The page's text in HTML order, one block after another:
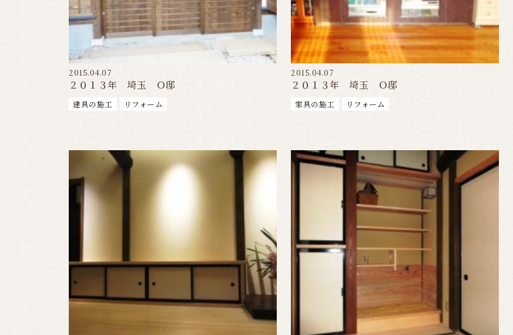
2015.04.07
２０１３年 埼玉 Ｏ邸
建具の施工 リフォーム
2015.04.07
２０１３年 埼玉 Ｏ邸
家具の施工 リフォーム